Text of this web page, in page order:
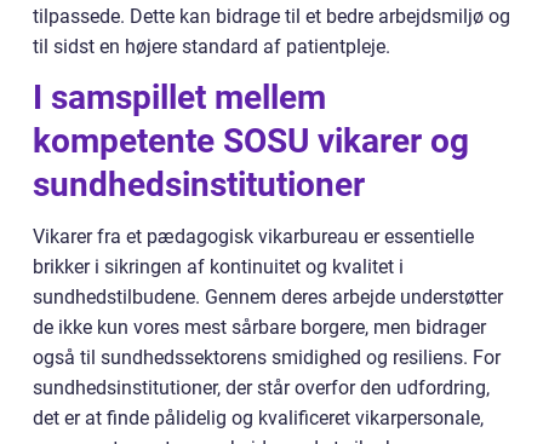
tilpassede. Dette kan bidrage til et bedre arbejdsmiljø og
til sidst en højere standard af patientpleje.
I samspillet mellem
kompetente SOSU vikarer og
sundhedsinstitutioner
Vikarer fra et pædagogisk vikarbureau er essentielle
brikker i sikringen af kontinuitet og kvalitet i
sundhedstilbudene. Gennem deres arbejde understøtter
de ikke kun vores mest sårbare borgere, men bidrager
også til sundhedssektorens smidighed og resiliens. For
sundhedsinstitutioner, der står overfor den udfordring,
det er at finde pålidelig og kvalificeret vikarpersonale,